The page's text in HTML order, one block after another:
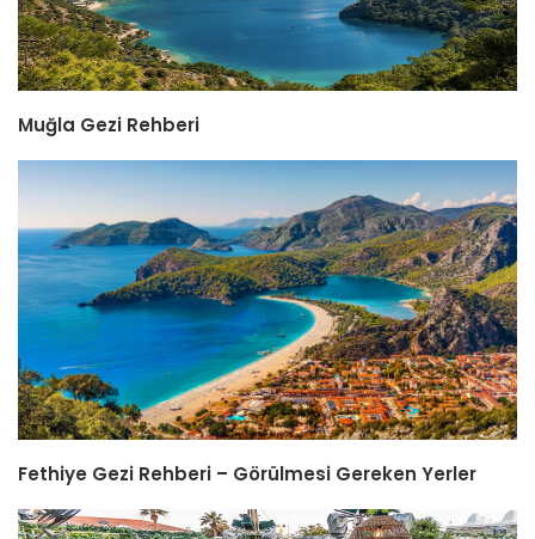
Muğla Gezi Rehberi
Fethiye Gezi Rehberi – Görülmesi Gereken Yerler